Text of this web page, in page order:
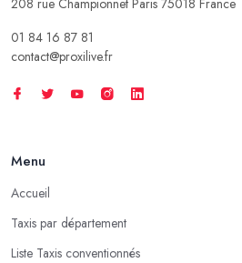
01 84 16 87 81
contact@proxilive.fr
Menu
Accueil
Taxis par département
Liste Taxis conventionnés